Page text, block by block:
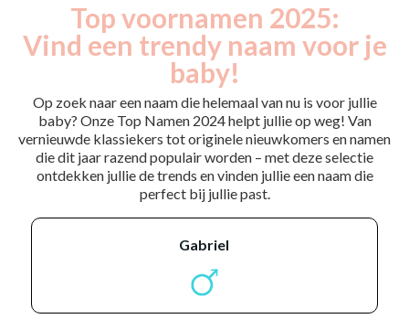
Top voornamen 2025:
Vind een trendy naam voor je
baby!
Op zoek naar een naam die helemaal van nu is voor jullie
baby? Onze Top Namen 2024 helpt jullie op weg! Van
vernieuwde klassiekers tot originele nieuwkomers en namen
die dit jaar razend populair worden – met deze selectie
ontdekken jullie de trends en vinden jullie een naam die
perfect bij jullie past.
gabriel